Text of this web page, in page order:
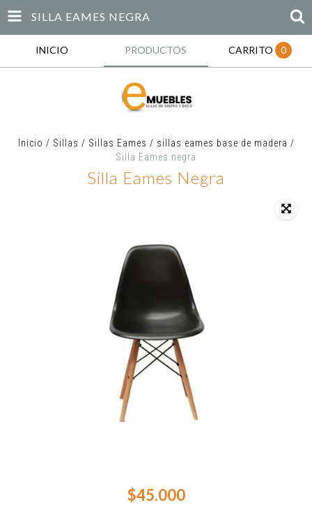
SILLA EAMES NEGRA
INICIO PRODUCTOS CARRITO 0
Inicio / Sillas / Sillas Eames / sillas eames base de madera /
Silla Eames negra
Silla Eames Negra
$45.000